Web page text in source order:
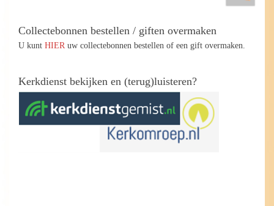
Collectebonnen bestellen / giften overmaken
U kunt HIER uw collectebonnen bestellen of een gift overmaken.
Kerkdienst bekijken en (terug)luisteren?